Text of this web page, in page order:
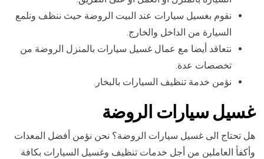
نقوم بغسيل سيارات عند البيت الروضة حيث ننظف ونلمع
السيارة من الداخل والخارج.
نتعاقد أيضا مع عمال غسيل سيارات بالمنزل الروضة من
تخصصات عدة.
نؤمن خدمة تنظيف السيارات بالبخار.
غسيل سيارات الروضة
هل تحتاج الى غسيل سيارات الروضة؟ نحن نؤمن أفضل المعدات
وأكفأ العاملين من أجل خدمات تنظيف وغسيل السيارات بكافة